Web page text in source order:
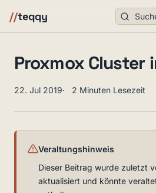
//teqqy Suchen
Proxmox Cluster
22. Jul 2019 2 Minuten Lesezeit
Veraltungshinweis
Dieser Beitrag wurde zuletzt
aktualisiert und könnte